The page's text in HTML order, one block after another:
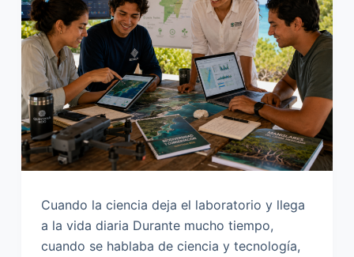
o
Cuando la ciencia deja el laboratorio y llega
a la vida diaria Durante mucho tiempo,
cuando se hablaba de ciencia y tecnología,